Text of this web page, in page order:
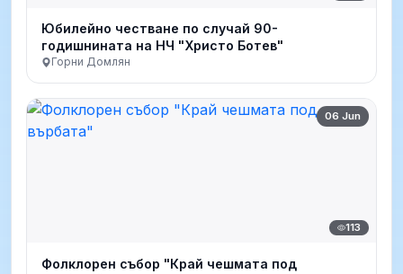
Юбилейно честване по случай 90-
годишнината на НЧ "Христо Ботев"
Горни Домлян
06 Jun
113
Фолклорен събор "Край чешмата под